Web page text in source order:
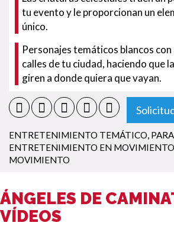
tu evento y le proporcionan un
único.
Personajes temáticos blancos con
calles de tu ciudad, haciendo que
giren a donde quiera que vayan.
ENTRETENIMIENTO TEMÁTICO,
ENTRETENIMIENTO EN MOVIMIENTO
MOVIMIENTO
ÁNGELES DE
VÍDEOS